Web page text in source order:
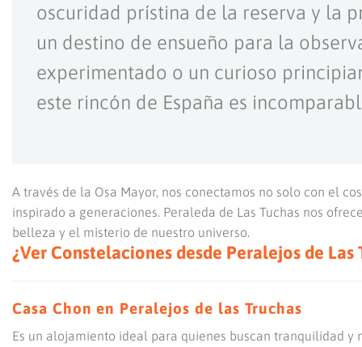
oscuridad prístina de la reserva y la
un destino de ensueño para la
experimentado o un curioso
este rincón de España es
A través de la Osa Mayor, nos conectamos no solo con el
inspirado a generaciones. Peraleda de Las Tuchas nos
belleza y el misterio de nuestro universo.
¿Ver Constelaciones desde Peralejos de Las
Casa Chon en Peralejos de las Truchas
Es un alojamiento ideal para quienes buscan tranquilidad